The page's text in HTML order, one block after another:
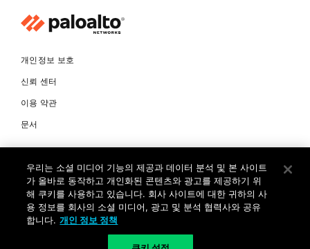
개인정보 보호
신뢰 센터
이용 약관
문서
Networks Korea, Ltd. All rights reserved. 여러 가지 상표에 대한
소유권은 각 소유자에게 있습니다. 사업자 등록번호: 120-87-72963.
대표자 : 제프리찰스트루 서울특별시 서초구 서초대로74길 4, 1층 (삼성
생명 서초타워) TEL: +82-2-568-4353
우리는 소셜 미디어 기능의 제공과 데이터 분석 및 본 사이트
가 올바로 동작하고 개인화된 콘텐츠와 광고를 제공하기 위
해 쿠키를 사용하고 있습니다. 회사 사이트에 대한 귀하의 사
용 정보를 회사의 소셜 미디어, 광고 및 분석 협력사와 공유
합니다. 개인 정보 정책